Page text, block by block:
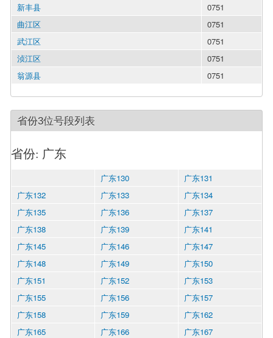
新丰县
0751
曲江区
0751
武江区
0751
浈江区
0751
翁源县
0751
省份3位号段列表
省份: 广东
广东130
广东131
广东132
广东133
广东134
广东135
广东136
广东137
广东138
广东139
广东141
广东145
广东146
广东147
广东148
广东149
广东150
广东151
广东152
广东153
广东155
广东156
广东157
广东158
广东159
广东162
广东165
广东166
广东167